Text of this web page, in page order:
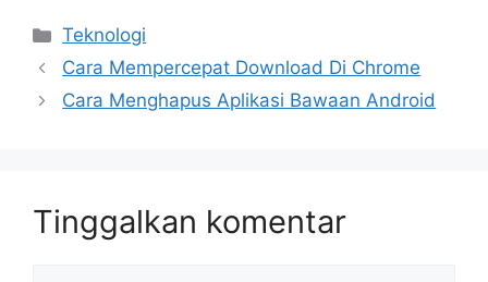
Kategori
Teknologi
Cara Mempercepat Download Di Chrome
Cara Menghapus Aplikasi Bawaan Android
Tinggalkan komentar